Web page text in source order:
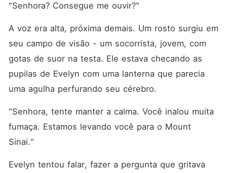
ser grata por cada centavo
acredita que tem o controle
total porque assinei um
acordo pré-nupcial que me
deixaria sem nada. O que
Juliano não sabe é que,
durante três anos, usei meu
silêncio para construir um
império. Eu sou "O
bem paga de Hollywood,
com 24 milhões de dólares
escondidos em uma conta
braço, ignorando o sangue e
os protestos da enfermeira.
"Senhora? Consegue me ouvir?"
A voz era alta, próxima demais. Um rosto surgiu em
seu campo de visão - um socorrista, jovem, com
gotas de suor na testa. Ele estava checando as
pupilas de Evelyn com uma lanterna que parecia
uma agulha perfurando seu cérebro.
"Senhora, tente manter a calma. Você inalou muita
fumaça. Estamos levando você para o Mount
Sinai."
Evelyn tentou falar, fazer a pergunta que gritava